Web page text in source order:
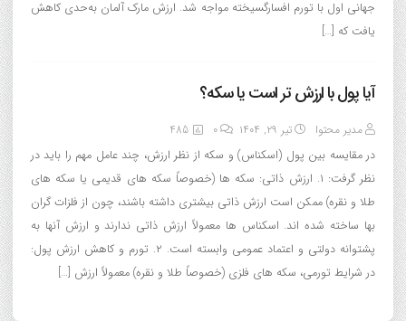
جهانی اول با تورم افسارگسیخته مواجه شد. ارزش مارک آلمان به‌حدی کاهش
یافت که […]
آیا پول با ارزش تر است یا سکه؟
مدیر محتوا تیر ۲۹, ۱۴۰۴ 0
485
در مقایسه بین پول (اسکناس) و سکه از نظر ارزش، چند عامل مهم را باید در
نظر گرفت: ۱. ارزش ذاتی: سکه ها (خصوصاً سکه های قدیمی یا سکه های
طلا و نقره) ممکن است ارزش ذاتی بیشتری داشته باشند، چون از فلزات گران
بها ساخته شده اند. اسکناس ها معمولاً ارزش ذاتی ندارند و ارزش آنها به
پشتوانه دولتی و اعتماد عمومی وابسته است. ۲. تورم و کاهش ارزش پول:
در شرایط تورمی، سکه های فلزی (خصوصاً طلا و نقره) معمولاً ارزش […]